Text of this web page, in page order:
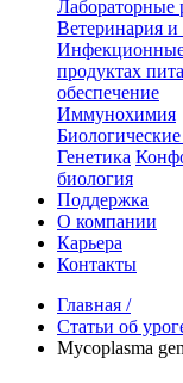
Лабораторные
Ветеринария
Инфекционные
продуктах
обеспечение
Иммунохимия
Генетика
биология
Поддержка
О компании
Карьера
Контакты
Главная /
Статьи об
Mycoplasma